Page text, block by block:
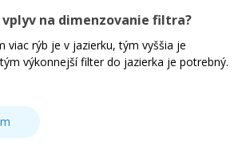
na dimenzovanie filtra?
viac rýb je v jazierku, tým vyššia je
výkonnejší filter do jazierka je potrebný.